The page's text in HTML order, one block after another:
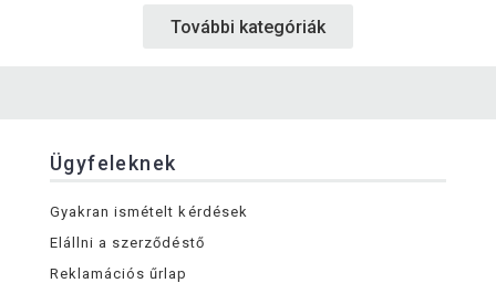
További kategóriák
Ügyfeleknek
Gyakran ismételt kérdések
Elállni a szerződéstő
Reklamációs űrlap